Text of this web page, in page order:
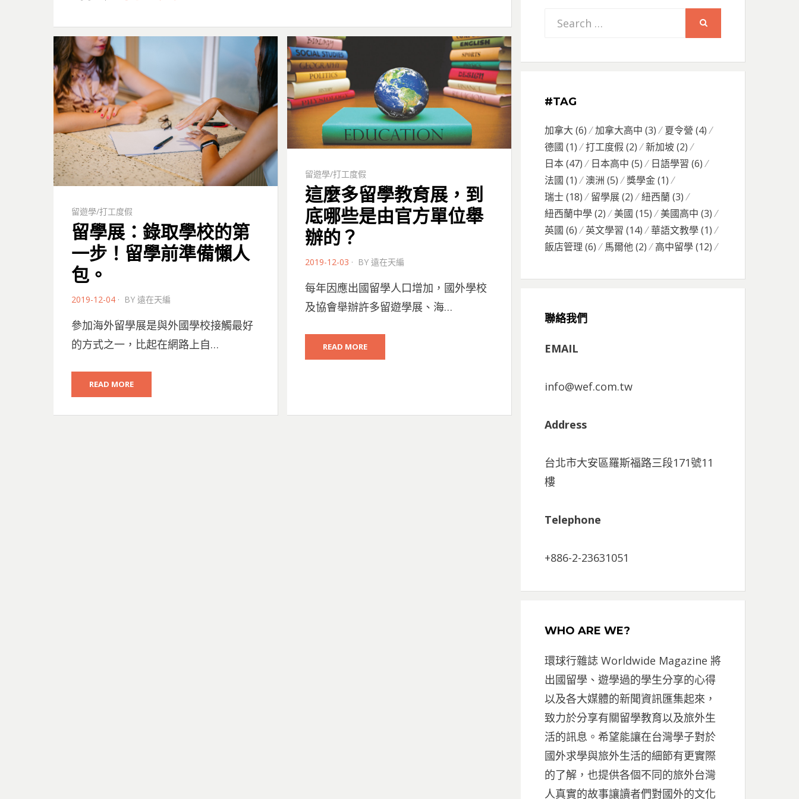
留遊學/打工度假
留學展：錄取學校的第
一步！留學前準備懶人
包。
POSTED
2019-12-04 BY 遠在天編
參加海外留學展是與外國學校接觸最好
的方式之一，比起在網路上自…
READ MORE
留遊學/打工度假
這麼多留學教育展，到
底哪些是由官方單位舉
辦的？
POSTED
2019-12-03 BY 遠在天編
每年因應出國留學人口增加，國外學校
及協會舉辦許多留遊學展、海…
READ MORE
Search
#TAG
加拿大 (6) 加拿大高中 (3) 夏令營 (4)
德國 (1) 打工度假 (2) 新加坡(2)
日本(47) 日本高中 (5) 日語學習 (6)
法國 (1) 澳洲 (5) 獎學金(1)
瑞士(18) 留學展(2) 紐西蘭(3)
紐西蘭中學(2) 美國 (15) 美國高中 (3)
英國 (6) 英文學習 (14) 華語文教學(1)
飯店管理 (6) 馬爾他(2) 高中留學(12)
聯絡我們
EMAIL
info@wef.com.tw
Address
台北市大安區羅斯福路三段171號11
樓
Telephone
+886-2-23631051
WHO ARE WE?
環球行雜誌 Worldwide Magazine 將
出國留學、遊學過的學生分享的心得
以及各大媒體的新聞資訊匯集起來，
致力於分享有關留學教育以及旅外生
活的訊息。希望能讓在台灣學子對於
國外求學與旅外生活的細節有更實際
的了解，也提供各個不同的旅外台灣
人真實的故事讓讀者們對國外的文化